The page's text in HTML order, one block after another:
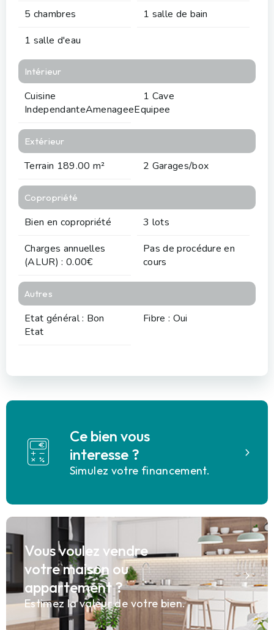
5 chambres
1 salle de bain
1 salle d'eau
Intérieur
Cuisine
IndependanteAmenageeEquipee
1 Cave
Extérieur
Terrain 189.00 m² 2 Garages/box
Copropriété
Bien en copropriété
3 lots
Charges annuelles
(ALUR) : 0.00€
Pas de procédure en
cours
Autres
Etat général : Bon
Etat
Fibre : Oui
Ce bien vous
interesse ?
Simulez votre financement.
Vous voulez vendre
votre maison ou
appartement ?
Estimez la valeur de votre bien.